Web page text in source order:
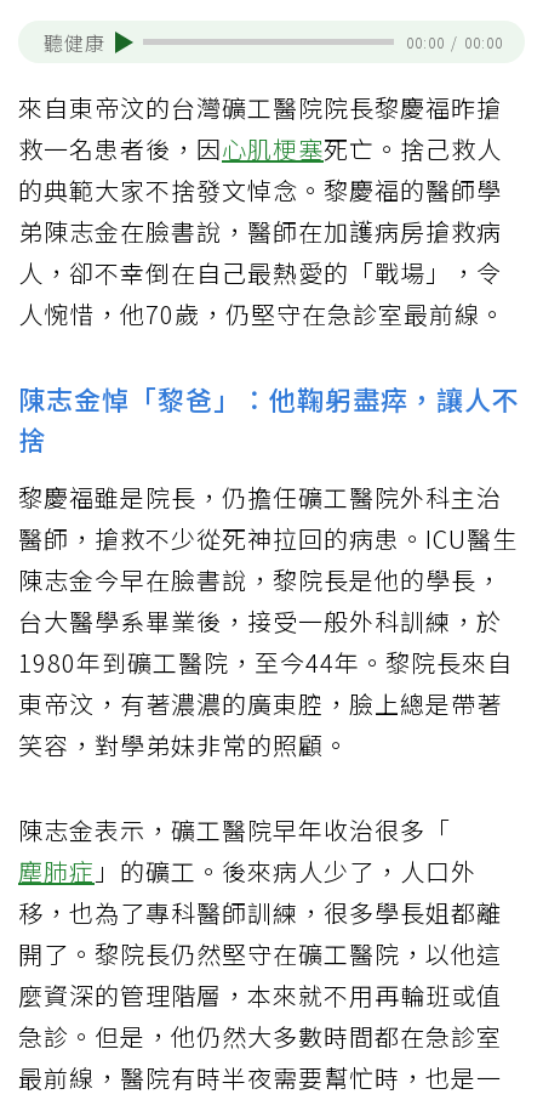
聽健康 00:00 / 00:00
來自東帝汶的台灣礦工醫院院長黎慶福昨搶
救一名患者後，因心肌梗塞死亡。捨己救人
的典範大家不捨發文悼念。黎慶福的醫師學
弟陳志金在臉書說，醫師在加護病房搶救病
人，卻不幸倒在自己最熱愛的「戰場」，令
人惋惜，他70歲，仍堅守在急診室最前線。
陳志金悼「黎爸」：他鞠躬盡瘁，讓人不
捨
黎慶福雖是院長，仍擔任礦工醫院外科主治
醫師，搶救不少從死神拉回的病患。ICU醫生
陳志金今早在臉書說，黎院長是他的學長，
台大醫學系畢業後，接受一般外科訓練，於
1980年到礦工醫院，至今44年。黎院長來自
東帝汶，有著濃濃的廣東腔，臉上總是帶著
笑容，對學弟妹非常的照顧。
陳志金表示，礦工醫院早年收治很多「
塵肺症 」的礦工。後來病人少了，人口外
移，也為了專科醫師訓練，很多學長姐都離
開了。黎院長仍然堅守在礦工醫院，以他這
麼資深的管理階層，本來就不用再輪班或值
急診。但是，他仍然大多數時間都在急診室
最前線，醫院有時半夜需要幫忙時，也是一